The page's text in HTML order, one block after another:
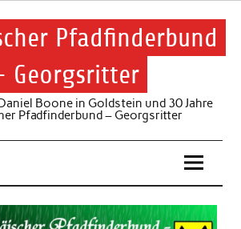
Pfadfinderbund
Georgsritter
Boone in Goldstein und 30 Jahre
Pfadfinderbund – Georgsritter